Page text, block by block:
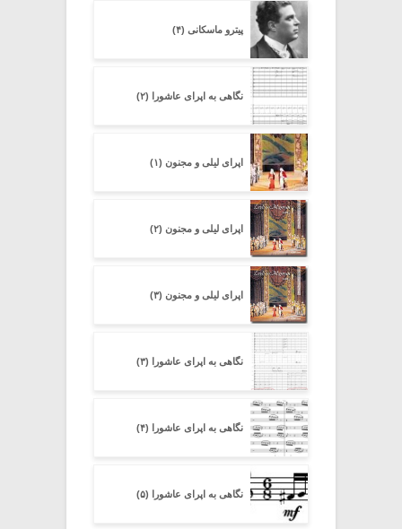
پیترو ماسکانی (۴)
نگاهی به اپرای عاشورا (۲)
اپرای لیلی و مجنون (۱)
اپرای لیلی و مجنون (۲)
اپرای لیلی و مجنون (۳)
نگاهی به اپرای عاشورا (۳)
نگاهی به اپرای عاشورا (۴)
نگاهی به اپرای عاشورا (۵)